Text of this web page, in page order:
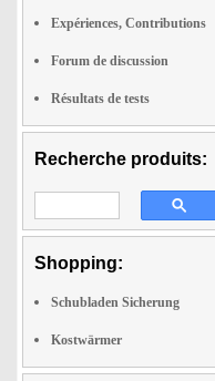
Expériences, Contributions
Forum de discussion
Résultats de tests
Recherche produits:
Shopping:
Schubladen Sicherung
Kostwärmer